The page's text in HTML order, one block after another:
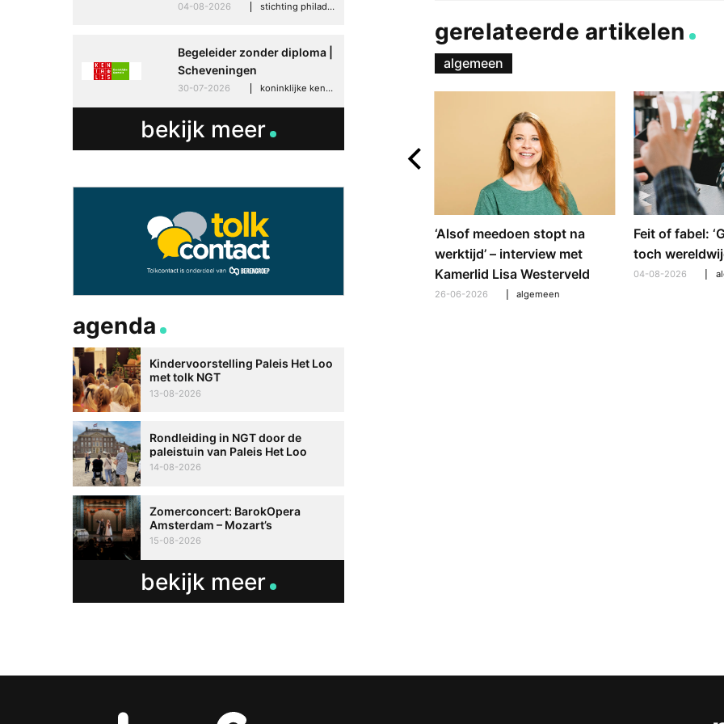
gerelateerde artikelen
algemeen
Feit of fabel:
toch
04-08-2026
Betere communicatie en
meer zelfvertrouwen: hoe
Speaksee Imelda helpt om te
groeien in haar werk
‘Alsof meedoen stopt na
werktijd’ – interview met
Kamerlid Lisa Westerveld
26-06-2026 algemeen
04-08-2026 stichting philadelphia zorg, den haag
Begeleider zonder diploma |
Scheveningen
30-07-2026 koninklijke kentalis, scheveningen
bekijk meer
agenda
Kindervoorstelling Paleis Het Loo
met tolk NGT
13-08-2026
Rondleiding in NGT door de
paleistuin van Paleis Het Loo
14-08-2026
Zomerconcert: BarokOpera
Amsterdam – Mozart’s
‘Ontvoering uit de Harem’ met
15-08-2026
bekijk meer